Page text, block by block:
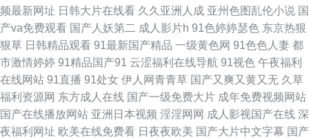
91性人人 肏逼社区 人人操人人干福利看片 人妻资源站 人妖伪娘扩肛 欧美日
韩性爱悠悠 影音先锋女人网 操瑟瑟综合 狼友色av 韩国论理 91素人在线精品
国产 自拍视频久 亚洲五月天色色 91炮图在线播放 51麻豆精品 影音先锋中文
字幕资源 肏福利社 欧美专区手机在线 91大神论理少妇 91在现精品 户外露出
频最新网址 日韩大片在线看 久久亚洲人成 亚州色图乱伦小说 国
产va免费观看 国产人妖第二 成人影片h 91色婷婷瑟色 东京热狠
狠草 日韩精品观看 91最新国产精品 一级黄色网 91色色人妻 都
市激情婷婷 91精品国产91 云涩福利在线导航 91视色 午夜福利
在线网站 91直播 91处女 伊人网青青草 国产又爽又黄又无 久草
福利资源网 东方成人在线 国产一级免费大片 成年免费视频网站
国产在线播放网站 亚洲日本视频 淫淫网网 成人影视国产在线 深
夜福利网址 欧美在线免费看 日夜夜欧美 国产大片中文字幕 国产